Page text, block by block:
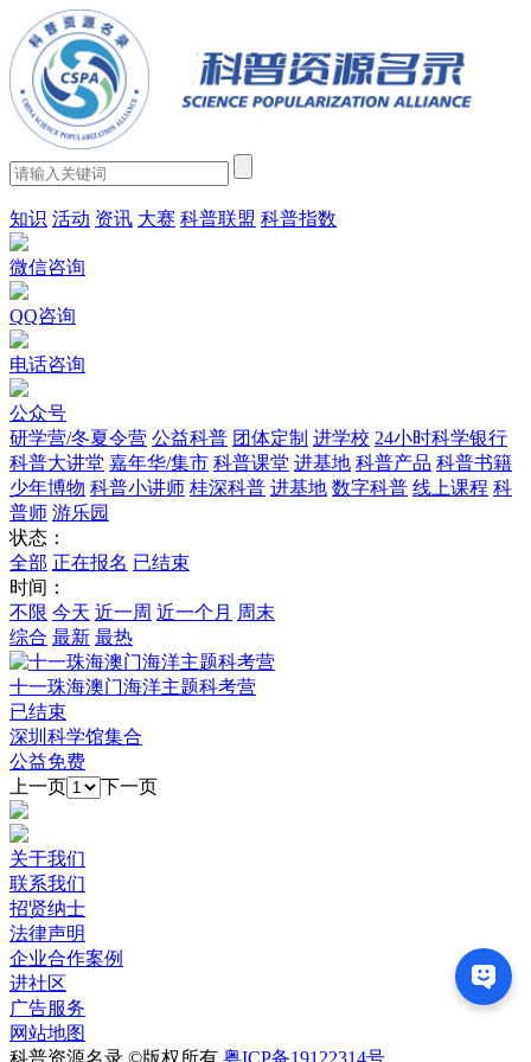
知识 活动 资讯 大赛 科普联盟 科普指数
微信咨询
QQ咨询
电话咨询
公众号
研学营/冬夏令营 公益科普 团体定制 进学校 24小时科学银行
科普大讲堂 嘉年华/集市 科普课堂 进基地 科普产品 科普书籍
少年博物 科普小讲师 桂深科普 进基地 数字科普 线上课程 科
普师 游乐园
状态：
全部 正在报名 已结束
时间：
不限 今天 近一周 近一个月 周末
综合 最新 最热
十一珠海澳门海洋主题科考营
已结束
深圳科学馆集合
公益免费
上一页
下一页
关于我们
联系我们
招贤纳士
法律声明
企业合作案例
进社区
广告服务
网站地图
科普资源名录 ©版权所有 粤ICP备19122314号